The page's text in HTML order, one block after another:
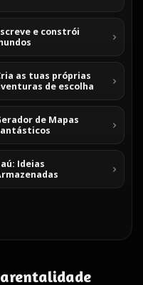
e constrói
as tuas próprias
de escolha
de Mapas
Ideias